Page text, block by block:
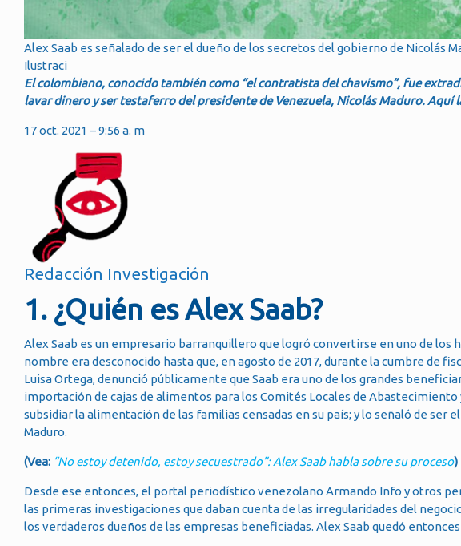
Alex Saab es señalado de ser el dueño de los secretos del gobierno de Nicolás
Ilustraci
El colombiano, conocido también como “el contratista del chavismo”, fue
lavar dinero y ser testaferro del presidente de Venezuela, Nicolás Maduro. Aquí
17 oct. 2021 – 9:56 a. m
Redacción Investigación
1. ¿Quién es Alex Saab?
Alex Saab es un empresario barranquillero que logró convertirse en uno de los
nombre era desconocido hasta que, en agosto de 2017, durante la cumbre de
Luisa Ortega, denunció públicamente que Saab era uno de los grandes
importación de cajas de alimentos para los Comités Locales de
subsidiar la alimentación de las familias censadas en su país; y lo señaló de
Maduro.
(Vea: “No estoy detenido, estoy secuestrado”: Alex Saab habla sobre su proceso)
Desde ese entonces, el portal periodístico venezolano Armando Info y otros
las primeras investigaciones que daban cuenta de las irregularidades del
los verdaderos dueños de las empresas beneficiadas. Alex Saab quedó